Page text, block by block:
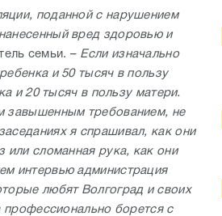
поданной с нарушением
вред здоровью и
семьи. – Если изначально
и 50 тысяч в пользу
и 20 тысяч в пользу матери.
завышенным требованием, не
я спрашивал, как они
или сломанная рука, как они
интервью администрация
любят Волгоград и своих
профессионально борется с